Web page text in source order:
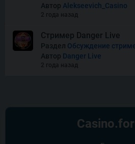
Автор Alekseevich_Casino
2 года назад
Стример Danger Live
Раздел Обсуждение
Автор Danger Live
2 года назад
Casino.